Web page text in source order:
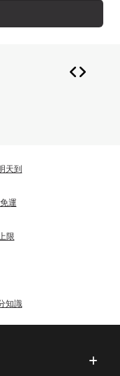
天到
運
限
知識